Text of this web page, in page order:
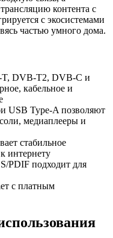
контента с
с экосистемами
частью умного дома.
DVB-T2, DVB-C и
кабельное и
USB Type-A позволяют
медиаплееры и
стабильное
интернету
PDIF подходит для
с платным